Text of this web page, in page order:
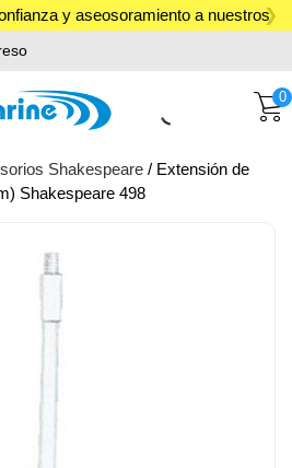
y aseosoramiento a nuestros
clientes.
0
Shakespeare / Extensión de
Shakespeare 498